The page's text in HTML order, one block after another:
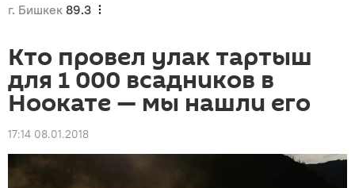
г. Бишкек 89.3
Кто провел улак тартыш
для 1 000 всадников в
Ноокате — мы нашли его
17:14 08.01.2018